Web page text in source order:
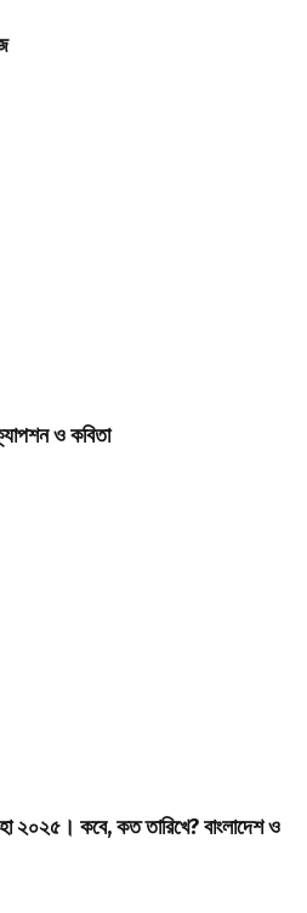
ও কবিতা
কবে, কত তারিখে? বাংলাদেশ ও